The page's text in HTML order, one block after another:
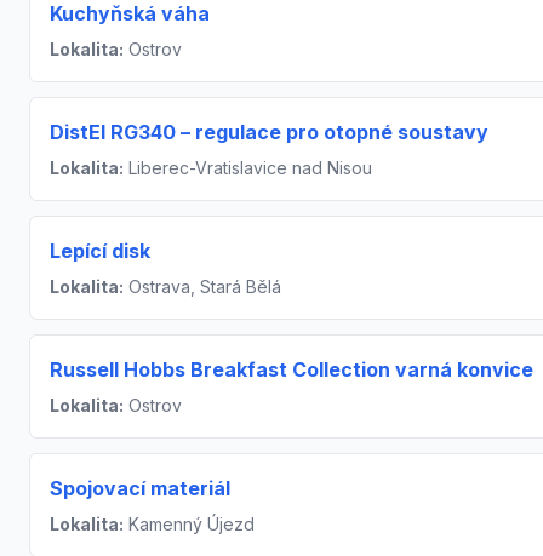
Kuchyňská váha
Lokalita: Ostrov
DistEl RG340 – regulace pro otopné soustavy
Lokalita: Liberec-Vratislavice nad Nisou
Lepící disk
Lokalita: Ostrava, Stará Bělá
Russell Hobbs Breakfast Collection varná konvice
Lokalita: Ostrov
Spojovací materiál
Lokalita: Kamenný Újezd